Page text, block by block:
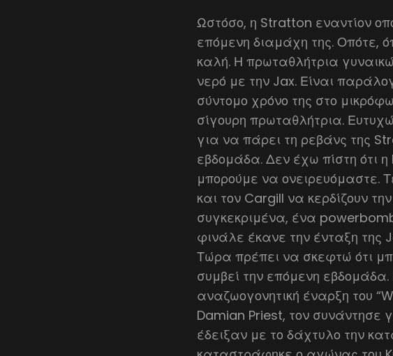
Ωστόσο, η Stratton εναντίον
επόμενη διαμάχη της. Οπότε,
καλή. Η πρωταθλήτρια
νερό με την Jax. Είναι
σύντομο χρόνο της στο
σίγουρη πρωταθλήτρια.
για να πάρει τη ρεβάνς της
εβδομάδα. Δεν έχω πίστη ότι
μπορούμε να ονειρευόμαστε.
και τον Cargill να κερδίζουν
συγκεκριμένα, ένα
φινάλε έκανε την ένταξη της
Τώρα πρέπει να σκεφτώ ότι
συμβεί την επόμενη
αναζωογονητική έναρξη του
Damian Priest, τον συνάντησε
έδειξαν με το δάχτυλο την